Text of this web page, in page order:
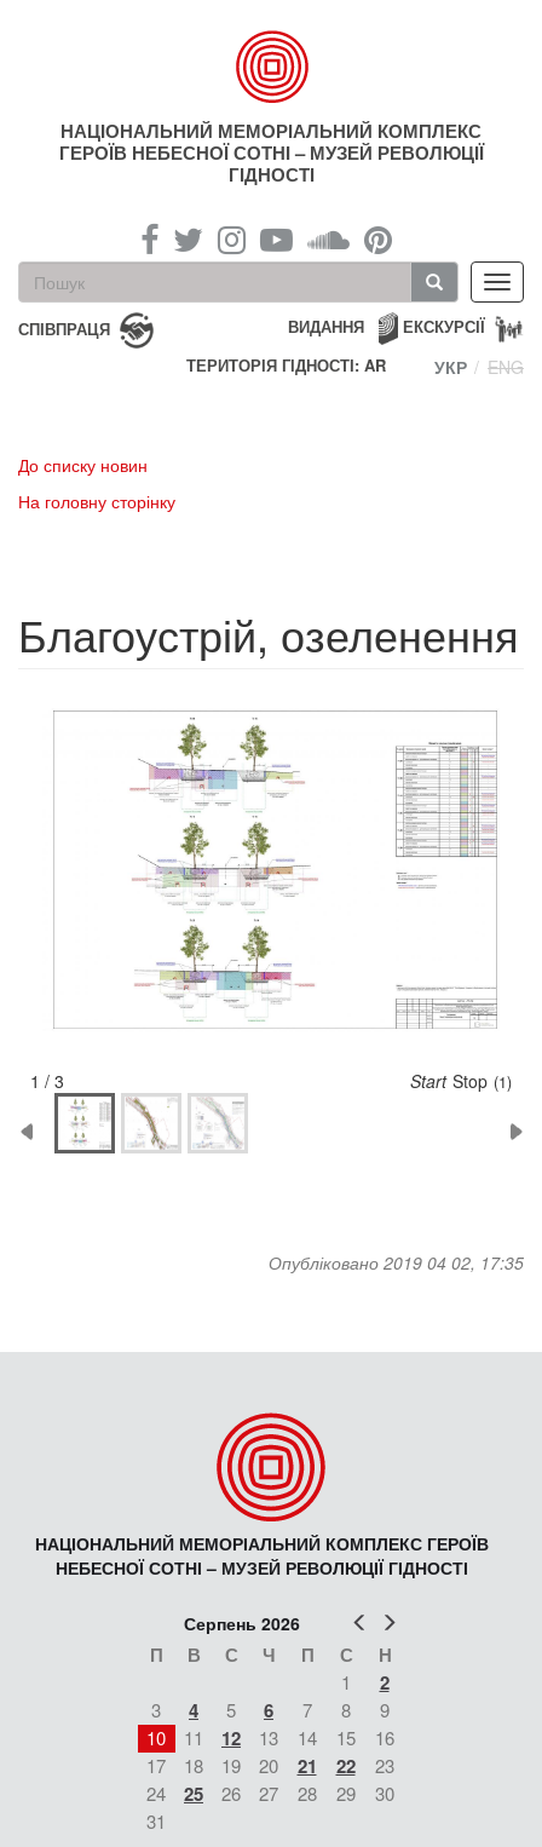
НАЦІОНАЛЬНИЙ МЕМОРІАЛЬНИЙ КОМПЛЕКС
ГЕРОЇВ НЕБЕСНОЇ СОТНІ – МУЗЕЙ РЕВОЛЮЦІЇ
ГІДНОСТІ
Пошукова
форма
Пошук
СПІВПРАЦЯ ЕКСКУРСІЇ
ВИДАННЯ
ТЕРИТОРІЯ ГІДНОСТІ: AR
УКР ENG
До списку новин
На головну сторінку
Благоустрій, озеленення
1 / 3 Start Stop (1)
Опубліковано 2019 04 02, 17:35
НАЦІОНАЛЬНИЙ МЕМОРІАЛЬНИЙ КОМПЛЕКС ГЕРОЇВ
НЕБЕСНОЇ СОТНІ – МУЗЕЙ РЕВОЛЮЦІЇ ГІДНОСТІ
Попер
Серпень 2026
П В С Ч П С Н
1 2
3 4 5 6 7 8
9
10
11 12 13 14 15
16
17
18 19 20 21 22
23
24
25 26 27 28 29
30
31